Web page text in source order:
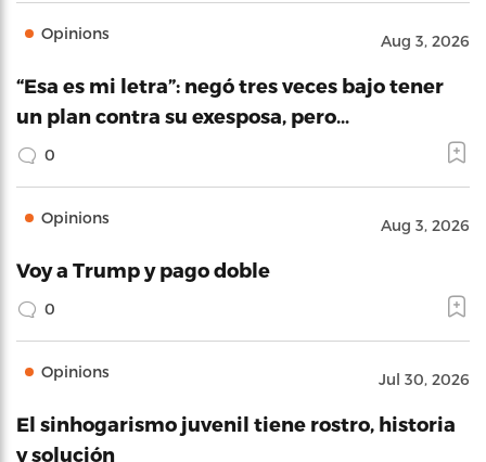
Opinions Aug 3, 2026
“Esa es mi letra”: negó tres veces bajo tener
un plan contra su exesposa, pero…
0
Opinions Aug 3, 2026
Voy a Trump y pago doble
0
Opinions Jul 30, 2026
El sinhogarismo juvenil tiene rostro, historia
y solución